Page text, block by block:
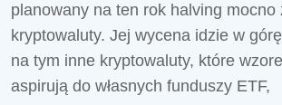
planowany na ten rok halving mocno
kryptowaluty. Jej wycena idzie w
na tym inne kryptowaluty, które
aspirują do własnych funduszy ETF,